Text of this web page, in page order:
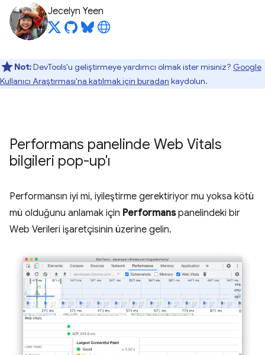
Jecelyn Yeen
Not:DevTools'u geliştirmeye yardımcı olmak ister misiniz? Google
Kullanıcı Araştırması'na katılmak için buradan kaydolun.
Performans panelinde Web Vitals
bilgileri pop-up'ı
Performansın iyi mi, iyileştirme gerektiriyor mu yoksa kötü
mü olduğunu anlamak için Performanspanelindeki bir
Web Verileri işaretçisinin üzerine gelin.